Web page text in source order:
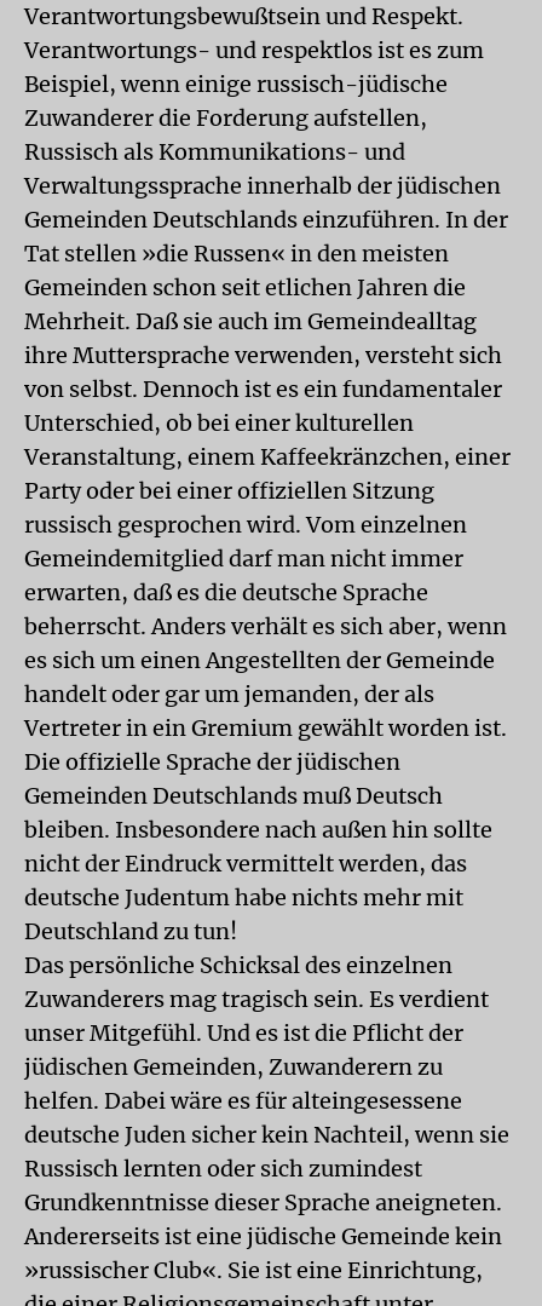
Verantwortungsbewußtsein und Respekt.
Verantwortungs- und respektlos ist es zum
Beispiel, wenn einige russisch-jüdische
Zuwanderer die Forderung aufstellen,
Russisch als Kommunikations- und
Verwaltungssprache innerhalb der jüdischen
Gemeinden Deutschlands einzuführen. In der
Tat stellen »die Russen« in den meisten
Gemeinden schon seit etlichen Jahren die
Mehrheit. Daß sie auch im Gemeindealltag
ihre Muttersprache verwenden, versteht sich
von selbst. Dennoch ist es ein fundamentaler
Unterschied, ob bei einer kulturellen
Veranstaltung, einem Kaffeekränzchen, einer
Party oder bei einer offiziellen Sitzung
russisch gesprochen wird. Vom einzelnen
Gemeindemitglied darf man nicht immer
erwarten, daß es die deutsche Sprache
beherrscht. Anders verhält es sich aber, wenn
es sich um einen Angestellten der Gemeinde
handelt oder gar um jemanden, der als
Vertreter in ein Gremium gewählt worden ist.
Die offizielle Sprache der jüdischen
Gemeinden Deutschlands muß Deutsch
bleiben. Insbesondere nach außen hin sollte
nicht der Eindruck vermittelt werden, das
deutsche Judentum habe nichts mehr mit
Deutschland zu tun!
Das persönliche Schicksal des einzelnen
Zuwanderers mag tragisch sein. Es verdient
unser Mitgefühl. Und es ist die Pflicht der
jüdischen Gemeinden, Zuwanderern zu
helfen. Dabei wäre es für alteingesessene
deutsche Juden sicher kein Nachteil, wenn sie
Russisch lernten oder sich zumindest
Grundkenntnisse dieser Sprache aneigneten.
Andererseits ist eine jüdische Gemeinde kein
»russischer Club«. Sie ist eine Einrichtung,